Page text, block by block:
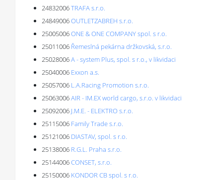
24832006TRAFA s.r.o.
24849006OUTLETZABREH s.r.o.
25005006ONE & ONE COMPANY spol. s r.o.
25011006 Řemeslná pekárna držkovská, s.r.o.
25028006A - system Plus, spol. s r.o., v likvidaci
25040006 Exxon a.s.
25057006 L.A.Racing Promotion s.r.o.
25063006AIR - IM.EX world cargo, s.r.o. v likvidaci
25092006 J.M.E. - ELEKTRO s.r.o.
25115006 Family Trade s.r.o.
25121006 DIASTAV, spol. s r.o.
25138006 R.G.L. Praha s.r.o.
25144006CONSET, s.r.o.
25150006 KONDOR CB spol. s r.o.